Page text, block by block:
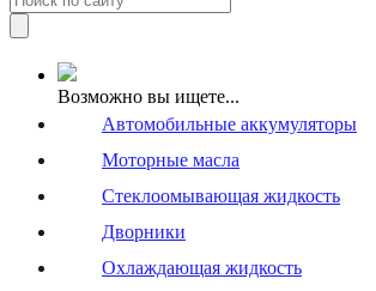
Возможно вы ищете...
Автомобильные аккумуляторы
Моторные масла
Стеклоомывающая жидкость
Дворники
Охлаждающая жидкость